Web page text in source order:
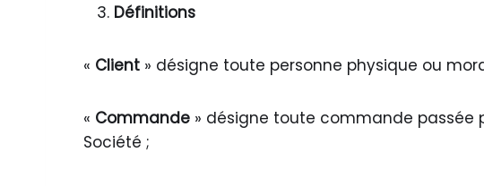
Définitions
« Client » désigne toute personne physique ou
« Commande » désigne toute commande passée
Société ;